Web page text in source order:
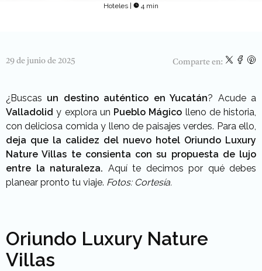
Hoteles 4 min
29 de junio de 2025 Comparte en:
¿Buscas un destino auténtico en Yucatán? Acude a
Valladolid y explora un Pueblo Mágico lleno de historia,
con deliciosa comida y lleno de paisajes verdes. Para ello,
deja que la calidez del nuevo hotel Oriundo Luxury
Nature Villas te consienta con su propuesta de lujo
entre la naturaleza. Aquí te decimos por qué debes
planear pronto tu viaje. Fotos: Cortesía.
Oriundo Luxury Nature
Villas